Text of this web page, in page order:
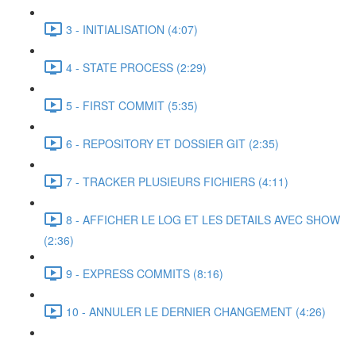
3 - INITIALISATION (4:07)
4 - STATE PROCESS (2:29)
5 - FIRST COMMIT (5:35)
6 - REPOSITORY ET DOSSIER GIT (2:35)
7 - TRACKER PLUSIEURS FICHIERS (4:11)
8 - AFFICHER LE LOG ET LES DETAILS AVEC SHOW
(2:36)
9 - EXPRESS COMMITS (8:16)
10 - ANNULER LE DERNIER CHANGEMENT (4:26)